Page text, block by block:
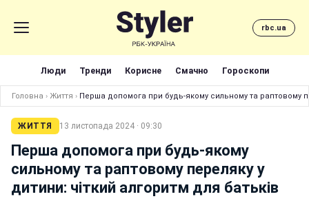
rbc.ua
Люди Тренди Корисне Смачно Гороскопи
Головна › Життя › Перша допомога при будь-якому сильному та раптовому
ЖИТТЯ 13 листопада 2024 · 09:30
Перша допомога при будь-якому
сильному та раптовому переляку у
дитини: чіткий алгоритм для батьків